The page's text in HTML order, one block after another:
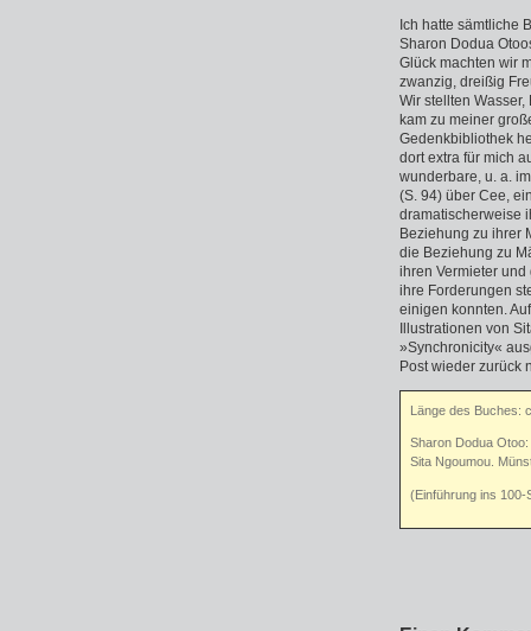
Ich hatte sämtliche
Sharon Dodua
Glück machten wir
zwanzig, dreißig
Wir stellten
kam zu meiner
Gedenkbibliothek
dort extra für mich
wunderbare, u. a.
(S. 94) über Cee,
dramatischerweise
Beziehung zu ihrer
die Beziehung zu
ihren Vermieter
ihre Forderungen
einigen konnten.
Illustrationen von
»Synchronicity«
Post wieder zurück
Länge des Buches:
Sharon Dodua Otoo:
Sita Ngoumou.
(Einführung ins 100-